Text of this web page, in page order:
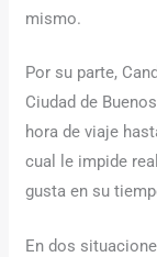
mismo.
Por su parte,
Ciudad de
hora de viaje
cual le impide
gusta en su
En dos